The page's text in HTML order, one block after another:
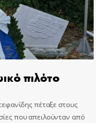
πιλότο
πέταξε στους
που απειλούνταν από